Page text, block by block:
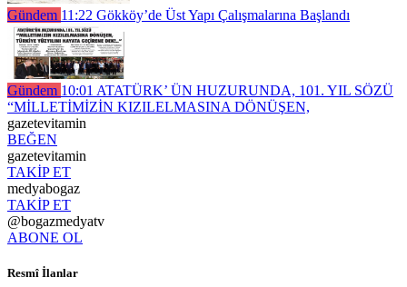
Gündem 11:22 Gökköy’de Üst Yapı Çalışmalarına Başlandı
Gündem 10:01 ATATÜRK’ ÜN HUZURUNDA, 101. YIL SÖZÜ
“MİLLETİMİZİN KIZILELMASINA DÖNÜŞEN,
gazetevitamin
BEĞEN
gazetevitamin
TAKİP ET
medyabogaz
TAKİP ET
@bogazmedyatv
ABONE OL
Resmî İlanlar